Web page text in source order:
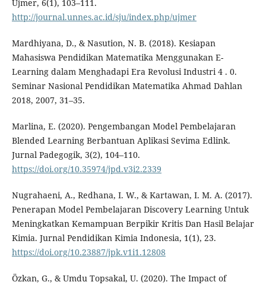
Ujmer, 6(1), 103–111.
http://journal.unnes.ac.id/sju/index.php/ujmer
Mardhiyana, D., & Nasution, N. B. (2018). Kesiapan
Mahasiswa Pendidikan Matematika Menggunakan E-
Learning dalam Menghadapi Era Revolusi Industri 4 . 0.
Seminar Nasional Pendidikan Matematika Ahmad Dahlan
2018, 2007, 31–35.
Marlina, E. (2020). Pengembangan Model Pembelajaran
Blended Learning Berbantuan Aplikasi Sevima Edlink.
Jurnal Padegogik, 3(2), 104–110.
https://doi.org/10.35974/jpd.v3i2.2339
Nugrahaeni, A., Redhana, I. W., & Kartawan, I. M. A. (2017).
Penerapan Model Pembelajaran Discovery Learning Untuk
Meningkatkan Kemampuan Berpikir Kritis Dan Hasil Belajar
Kimia. Jurnal Pendidikan Kimia Indonesia, 1(1), 23.
https://doi.org/10.23887/jpk.v1i1.12808
Özkan, G., & Umdu Topsakal, U. (2020). The Impact of